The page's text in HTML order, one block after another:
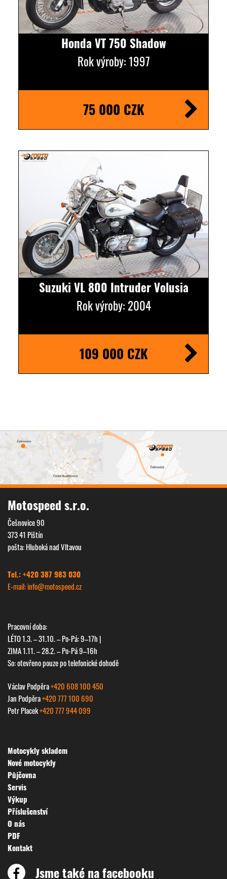
Honda VT 750 Shadow
Rok výroby: 1997
75 000 CZK
Suzuki VL 800 Intruder Volusia
Rok výroby: 2004
109 000 CZK
Motospeed s.r.o.
Češnovice 90
373 41 Pištín
pošta: Hluboká nad Vltavou
Tel.: +420 387 983 030
E-mail: info@motospeed.cz
Pracovní doba:
LÉTO 1.3. – 31.10. – Po-Pá: 9–17h |
ZIMA 1.11. – 28.2. – Po-Pá 9–16h
So: otevřeno pouze po telefonické dohodě
Václav Podpěra+420 608 100 450
Jan Podpěra+420 777 100 690
Petr Placek+420 777 944 099
Motocykly skladem
Nové motocykly
Půjčovna
Servis
Výkup
Příslušenství
O nás
PDF
Kontakt
Jsme také na facebooku